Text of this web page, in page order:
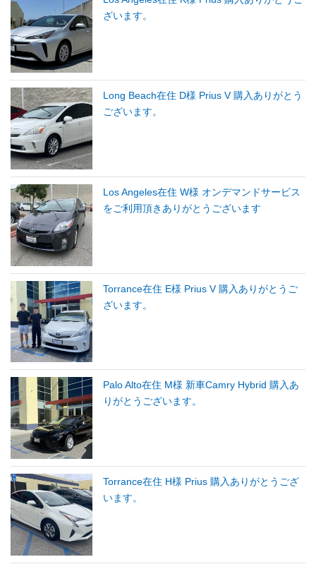
ざいます。
Long Beach在住 D様 Prius V 購入ありがとう
ございます。
Los Angeles在住 W様 オンデマンドサービス
をご利用頂きありがとうございます
Torrance在住 E様 Prius V 購入ありがとうご
ざいます。
Palo Alto在住 M様 新車Camry Hybrid 購入あ
りがとうございます。
Torrance在住 H様 Prius 購入ありがとうござ
います。